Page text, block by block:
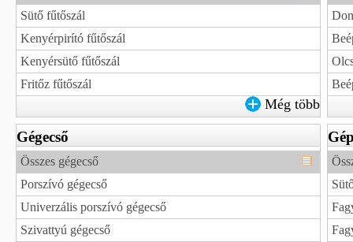
Sütő fűtőszál
Kenyérpirító fűtőszál
Kenyérsütő fűtőszál
Fritőz fűtőszál
Még több
Gégecső
Összes gégecső
Porszívó gégecső
Univerzális porszívó gégecső
Szivattyú gégecső